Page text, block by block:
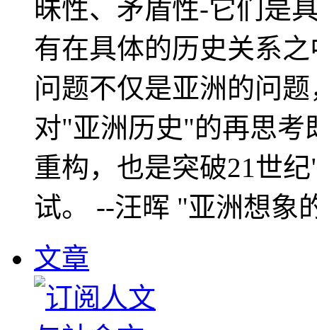
昧性、矛盾性-它们是
有在具体的历史关系
问题不仅是亚洲的问
对"亚洲历史"的再思考
重构，也是突破21世
试。 --汪晖 "亚洲想象
文章